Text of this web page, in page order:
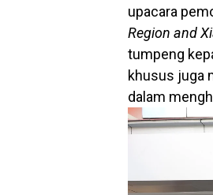
upacara
Region and
tumpeng
khusus juga
dalam